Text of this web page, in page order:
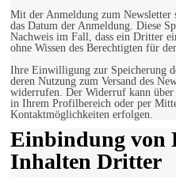
Mit der Anmeldung zum Newsletter
das Datum der Anmeldung. Diese
Nachweis im Fall, dass ein Dritter
ohne Wissen des Berechtigten für
Ihre Einwilligung zur Speicherung
deren Nutzung zum Versand des
widerrufen. Der Widerruf kann
in Ihrem Profilbereich oder per
Kontaktmöglichkeiten erfolgen.
Einbindung von
Inhalten Dritter